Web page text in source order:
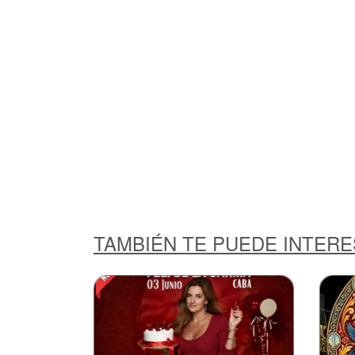
TAMBIÉN TE PUEDE